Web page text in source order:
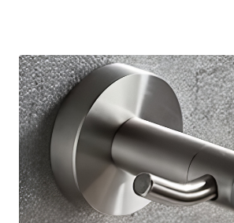
à
27,40 €